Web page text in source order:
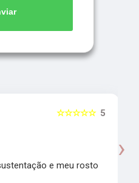
5
☆☆☆☆☆
e meu rosto
›